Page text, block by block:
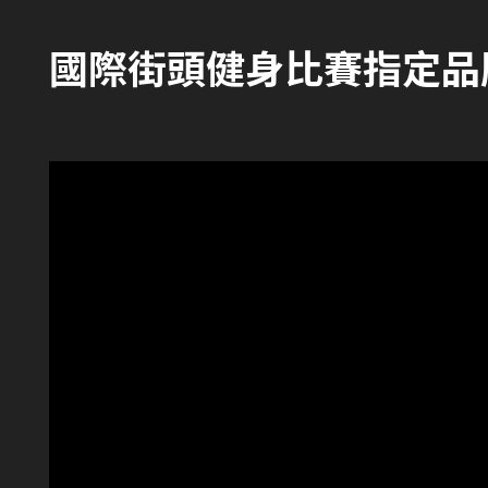
國際街頭健身比賽指定